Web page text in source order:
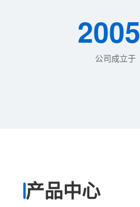
2005
公司成立于
产品中心